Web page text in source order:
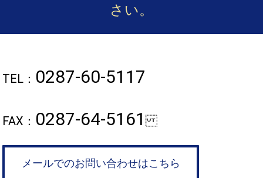
さい。
TEL： 0287-60-5117
FAX： 0287-64-5161
メールでのお問い合わせはこちら